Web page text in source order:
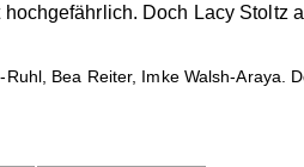
Doch Lacy Stoltz
Bea Reiter, Imke Walsh-Araya.